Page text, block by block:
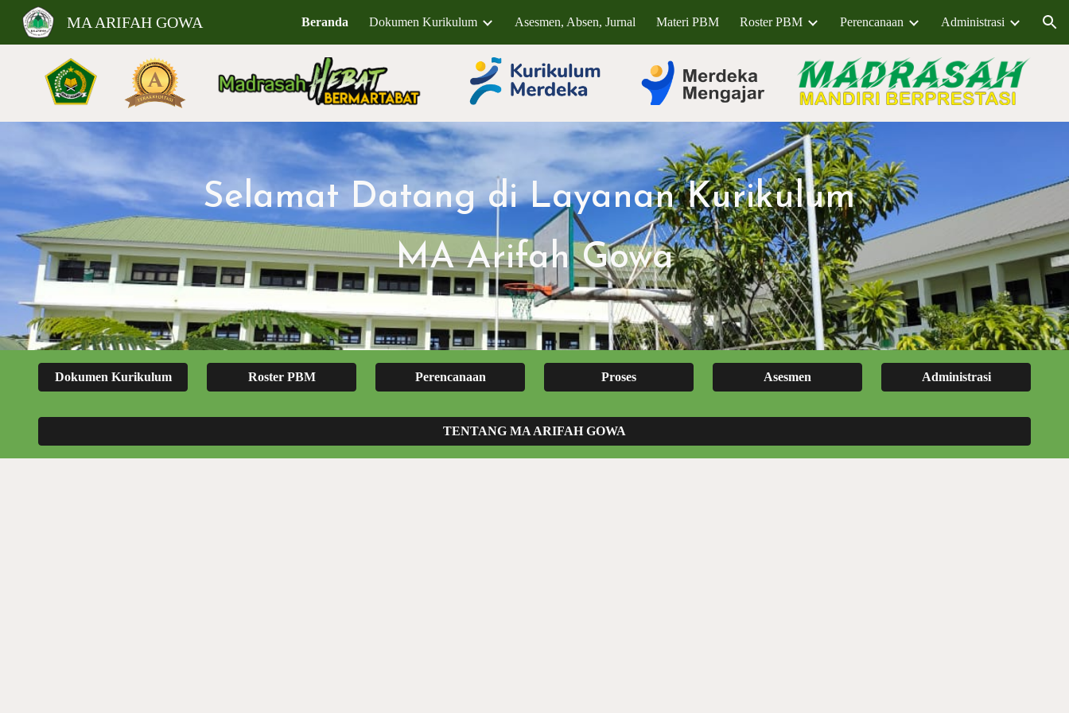
Skip to main content Skip to navigation
MA ARIFAH GOWA Beranda Dokumen Kurikulum Asesmen, Absen, Jurnal Materi PBM Roster PBM Perencanaan Administrasi
Selamat Datang di Layanan Kurikulum
MA Arifah Gowa
Dokumen Kurikulum Roster PBM Perencanaan Proses Asesmen Administrasi
TENTANG MA ARIFAH GOWA